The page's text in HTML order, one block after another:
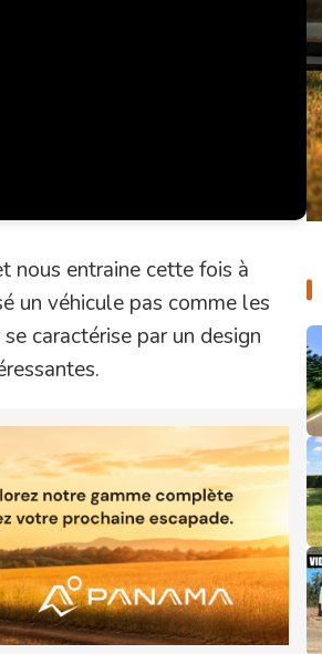
nous entraine cette fois à
un véhicule pas comme les
caractérise par un design